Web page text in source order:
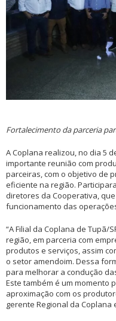
Fortalecimento da parceria
A Coplana realizou, no dia 5
importante reunião com
parceiras, com o objetivo de
eficiente na região.
diretores da Cooperativa,
funcionamento das
“A Filial da Coplana de Tupã/
região, em parceria com
produtos e serviços, assim
o setor amendoim. Dessa
para melhorar a condução
Este também é um momento
aproximação com os
gerente Regional da Coplana